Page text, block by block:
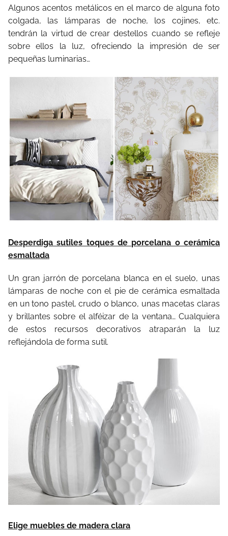
Algunos acentos metálicos en el marco de alguna foto
colgada, las lámparas de noche, los cojines, etc.
tendrán la virtud de crear destellos cuando se refleje
sobre ellos la luz, ofreciendo la impresión de ser
pequeñas luminarias…
Desperdiga sutiles toques de porcelana o cerámica
esmaltada
Un gran jarrón de porcelana blanca en el suelo, unas
lámparas de noche con el pie de cerámica esmaltada
en un tono pastel, crudo o blanco, unas macetas claras
y brillantes sobre el alféizar de la ventana… Cualquiera
de estos recursos decorativos atraparán la luz
reflejándola de forma sutil.
Elige muebles de madera clara